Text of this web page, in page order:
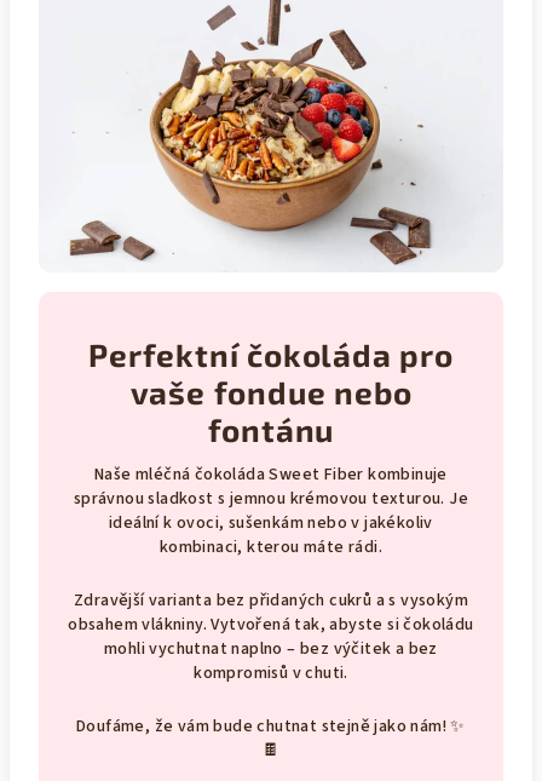
Perfektní čokoláda pro
vaše fondue nebo
fontánu
Naše mléčná čokoláda Sweet Fiber kombinuje
správnou sladkost s jemnou krémovou texturou. Je
ideální k ovoci, sušenkám nebo v jakékoliv
kombinaci, kterou máte rádi.
Zdravější varianta bez přidaných cukrů a s vysokým
obsahem vlákniny. Vytvořená tak, abyste si čokoládu
mohli vychutnat naplno – bez výčitek a bez
kompromisů v chuti.
Doufáme, že vám bude chutnat stejně jako nám! ✨
🍫